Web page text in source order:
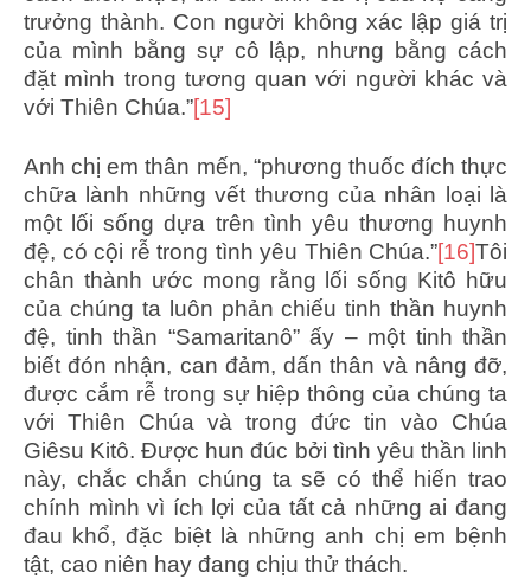
trưởng thành. Con người không xác lập giá trị
của mình bằng sự cô lập, nhưng bằng cách
đặt mình trong tương quan với người khác và
với Thiên Chúa.”[15]
Anh chị em thân mến, “phương thuốc đích thực
chữa lành những vết thương của nhân loại là
một lối sống dựa trên tình yêu thương huynh
đệ, có cội rễ trong tình yêu Thiên Chúa.”[16]Tôi
chân thành ước mong rằng lối sống Kitô hữu
của chúng ta luôn phản chiếu tinh thần huynh
đệ, tinh thần “Samaritanô” ấy – một tinh thần
biết đón nhận, can đảm, dấn thân và nâng đỡ,
được cắm rễ trong sự hiệp thông của chúng ta
với Thiên Chúa và trong đức tin vào Chúa
Giêsu Kitô. Được hun đúc bởi tình yêu thần linh
này, chắc chắn chúng ta sẽ có thể hiến trao
chính mình vì ích lợi của tất cả những ai đang
đau khổ, đặc biệt là những anh chị em bệnh
tật, cao niên hay đang chịu thử thách.